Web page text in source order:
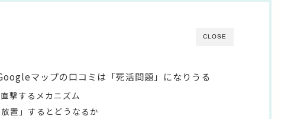
CLOSE
マップの口コミは「死活問題」になりうる
撃するメカニズム
置」するとどうなるか